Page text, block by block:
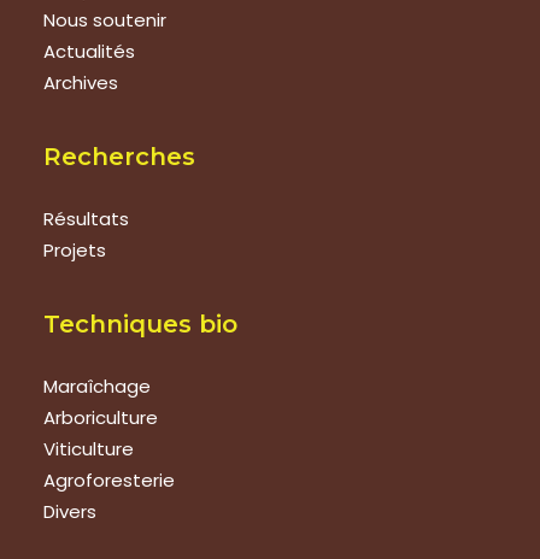
Nous soutenir
Actualités
Archives
Recherches
Résultats
Projets
Techniques bio
Maraîchage
Arboriculture
Viticulture
Agroforesterie
Divers